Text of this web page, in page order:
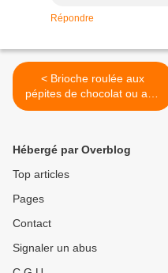
Répondre
< Brioche roulée aux
pépites de chocolat ou aux
pommes (thermomix ou
Hébergé par Overblog
Top articles
Pages
Contact
Signaler un abus